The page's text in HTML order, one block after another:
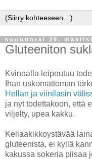
sunnuntai 29.
Gluteeniton
Kvinoalla leipoutuu
Ihan uskomattoman
Hellan ja viinilasin
ja nyt todettakoon, että
viljelty, upea kakku.
Keliaakikkoystävää
gluteenista, ei kyllä
kakussa sokeria piisaa